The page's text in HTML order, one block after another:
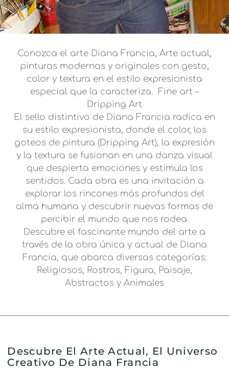
Conozca el arte Diana Francia, Arte actual,
pinturas modernas y originales con gesto,
color y textura en el estilo expresionista
especial que la caracteriza. Fine art –
Dripping Art
El sello distintivo de Diana Francia radica en
su estilo expresionista, donde el color, los
goteos de pintura (Dripping Art), la expresión
y la textura se fusionan en una danza visual
que despierta emociones y estimula los
sentidos. Cada obra es una invitación a
explorar los rincones más profundos del
alma humana y descubrir nuevas formas de
percibir el mundo que nos rodea.
Descubre el fascinante mundo del arte a
través de la obra única y actual de Diana
Francia, que abarca diversas categorías:
Religiosos, Rostros, Figura, Paisaje,
Abstractos y Animales
Descubre El Arte Actual, El Universo
Creativo De Diana Francia